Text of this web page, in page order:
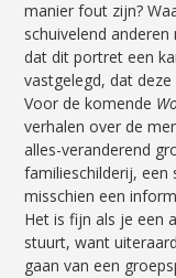
manier fout zijn?
schuivelend
dat dit portret een
vastgelegd, dat
Voor de komende
verhalen over de
alles-veranderend
familieschilderij,
misschien een
Het is fijn als je een
stuurt, want
gaan van een